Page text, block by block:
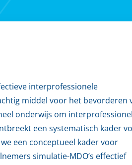
interprofessionele
middel voor het bevorderen
onderwijs om
een systematisch kader
een conceptueel kader voor
simulatie-MDO’s effectief